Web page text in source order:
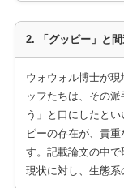
2. 「グッピー」と
ウォウォル博士が
ッフたちは、その
う」と口にしたと
ピーの存在が、貴
す。記載論文の中
現状に対し、生態系